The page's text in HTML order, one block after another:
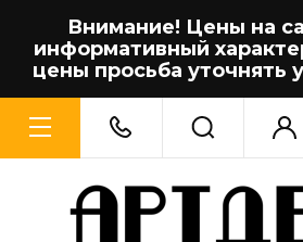
Внимание! Цены на
информативный
цены просьба уточнять